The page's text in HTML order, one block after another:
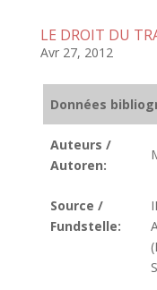
LE DROIT DU
Avr 27, 2012
Données
Auteurs /
Autoren:
Source /
Fundstelle: